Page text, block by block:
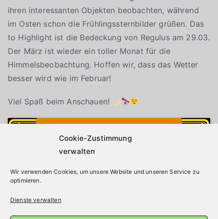
Cookie-Zustimmung
verwalten
Wir verwenden Cookies, um unsere Website und unseren Service zu
optimieren.
Dienste verwalten
ihren interessanten Objekten beobachten, während
im Osten schon die Frühlingssternbilder grüßen. Das
to Highlight ist die Bedeckung von Regulus am 29.03.
Der März ist wieder ein toller Monat für die
Himmelsbeobachtung. Hoffen wir, dass das Wetter
besser wird wie im Februar!
Viel Spaß beim Anschauen!
Klicke auf "Ich stimme zu", um Youtube zu
aktivieren
Cookie-Richtlinie
Ich stimme zu